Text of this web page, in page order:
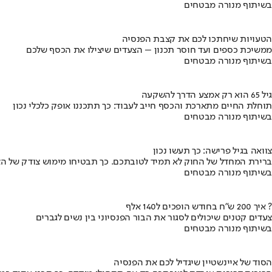
בשיתוף מנורה מבטחים
הטעויות שיחתכו לכם את קצבת הפנסיה
ממשיכת כספים ועד חוסר תכנון – הצעדים שיצילו את הכסף שלכם
בשיתוף מנורה מבטחים
גיל 65 הוא רק אמצע הדרך להשקעה
תוחלת החיים מתארכת והכסף חייב לעבוד: כך תתכננו אופק כלכלי נכון
בשיתוף מנורה מבטחים
צוואה בגיל פרישה: כך תעשו נכון
ברירת המחדל של החוק לא תמיד לטובתכם. כך תבטיחו מימוש צודק של
בשיתוף מנורה מבטחים
איך 200 ש"ח בחודש הופכים ל140 אלף ?
צעדים קטנים שיכולים לסגור את הבור הפנסיוני בין נשים לגברים
בשיתוף מנורה מבטחים
הסוד של איינשטיין שיגדיל לכם את הפנסיה